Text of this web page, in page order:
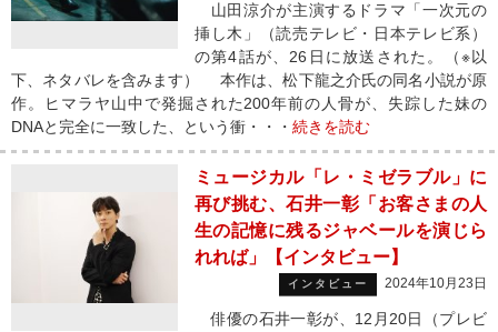
山田涼介が主演するドラマ「一次元の
挿し木」（読売テレビ・日本テレビ系）
の第4話が、26日に放送された。（※以
下、ネタバレを含みます） 本作は、松下龍之介氏の同名小説が原
作。ヒマラヤ山中で発掘された200年前の人骨が、失踪した妹の
DNAと完全に一致した、という衝・・・ 続きを読む
ミュージカル「レ・ミゼラブル」に
再び挑む、石井一彰「お客さまの人
生の記憶に残るジャベールを演じら
れれば」【インタビュー】
インタビュー 2024年10月23日
俳優の石井一彰が、12月20日（プレビ